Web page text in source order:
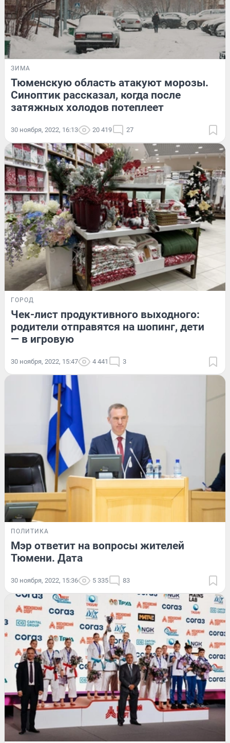
ЗИМА
Тюменскую область атакуют морозы.
Синоптик рассказал, когда после
затяжных холодов потеплеет
30 ноября, 2022, 16:13 20 419 27
ГОРОД
Чек-лист продуктивного выходного:
родители отправятся на шопинг, дети
— в игровую
30 ноября, 2022, 15:47 4 441 3
ПОЛИТИКА
Мэр ответит на вопросы жителей
Тюмени. Дата
30 ноября, 2022, 15:36 5 335 83